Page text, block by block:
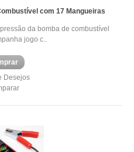
com 17 Mangueiras
da bomba de combustível
jogo c..
Desejos